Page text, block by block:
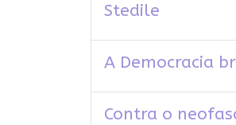
Stedile
A Democracia
Contra o